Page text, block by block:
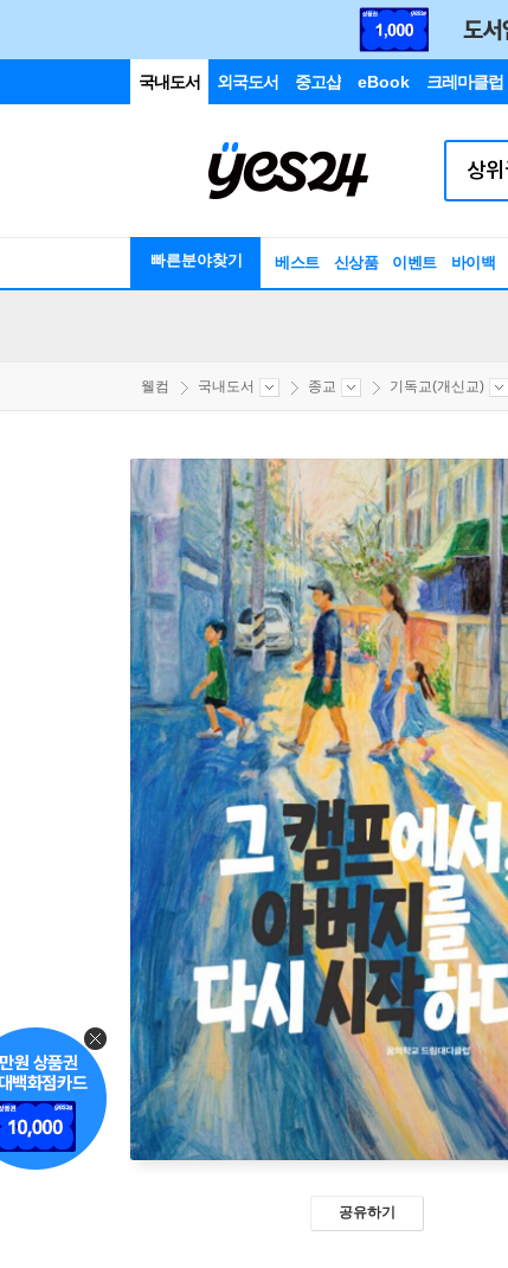
국내도서 외국도서 중고샵 eBook 크레마클럽
빠른분야찾기 베스트 신상품 이벤트 바이백
웰컴 국내도서 종교 기독교(개신교)
공유하기